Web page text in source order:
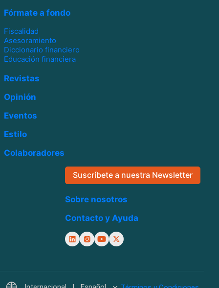
Fórmate a fondo
Fiscalidad
Asesoramiento
Diccionario financiero
Educación financiera
Revistas
Opinión
Eventos
Estilo
Colaboradores
Suscríbete a nuestra Newsletter
Sobre nosotros
Contacto y Ayuda